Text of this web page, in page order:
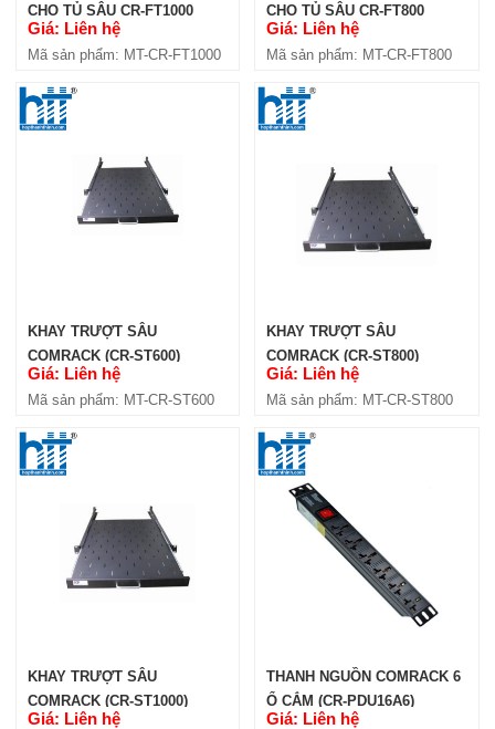
CHO TỦ SÂU CR-FT1000
Giá: Liên hệ
Mã sản phẩm: MT-CR-FT1000
CHO TỦ SÂU CR-FT800
Giá: Liên hệ
Mã sản phẩm: MT-CR-FT800
KHAY TRƯỢT SÂU
COMRACK (CR-ST600)
Giá: Liên hệ
Mã sản phẩm: MT-CR-ST600
KHAY TRƯỢT SÂU
COMRACK (CR-ST800)
Giá: Liên hệ
Mã sản phẩm: MT-CR-ST800
KHAY TRƯỢT SÂU
COMRACK (CR-ST1000)
Giá: Liên hệ
THANH NGUỒN COMRACK 6
Ổ CẮM (CR-PDU16A6)
Giá: Liên hệ